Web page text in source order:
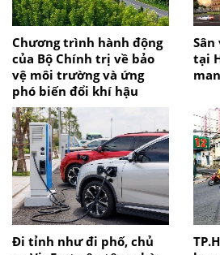
Chương trình hành động
của Bộ Chính trị về bảo
vệ môi trường và ứng
phó biến đổi khí hậu
Sân
tại
Đi tỉnh như đi phố, chủ